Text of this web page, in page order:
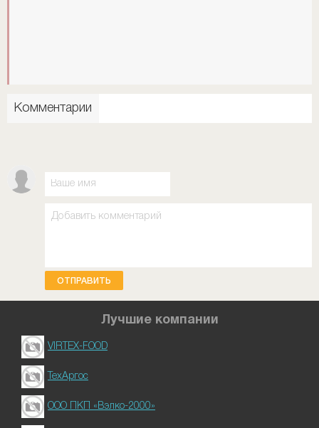
Комментарии
ОТПРАВИТЬ
Лучшие компании
VIRTEX-FOOD
ТехАргос
ООО ПКП «Вэлко-2000»